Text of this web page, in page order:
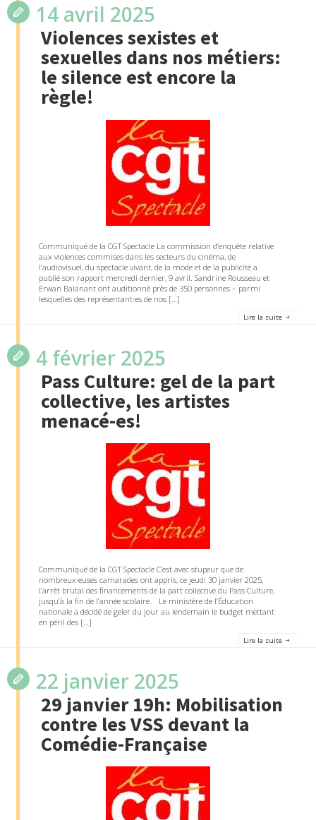
14 avril 2025
Violences sexistes et
sexuelles dans nos métiers:
le silence est encore la
règle!
Communiqué de la CGT Spectacle La commission d’enquête relative
aux violences commises dans les secteurs du cinéma, de
l’audiovisuel, du spectacle vivant, de la mode et de la publicité a
publié son rapport mercredi dernier, 9 avril. Sandrine Rousseau et
Erwan Balanant ont auditionné près de 350 personnes – parmi
lesquelles des représentant·es de nos […]
Lire la suite
4 février 2025
Pass Culture: gel de la part
collective, les artistes
menacé-es!
Communiqué de la CGT Spectacle C’est avec stupeur que de
nombreux·euses camarades ont appris, ce jeudi 30 janvier 2025,
l’arrêt brutal des financements de la part collective du Pass Culture,
jusqu’à la fin de l’année scolaire. Le ministère de l’Éducation
nationale a décidé de geler du jour au lendemain le budget mettant
en péril des […]
Lire la suite
22 janvier 2025
29 janvier 19h: Mobilisation
contre les VSS devant la
Comédie-Française